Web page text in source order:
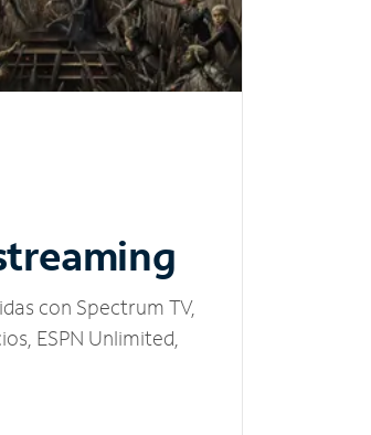
con Spectrum TV,
ESPN Unlimited,